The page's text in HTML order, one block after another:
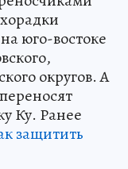
юго-востоке
округов. А
Ку. Ранее
защитить